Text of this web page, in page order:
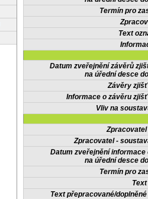
Termín pro
Text
Datum zveřejnění závěrů
na úřední desce
Závěry
Informace o závěru
Vliv na
Zpracovatel -
Datum zveřejnění informace
na úřední desce
Termín pro
Text přepracované/